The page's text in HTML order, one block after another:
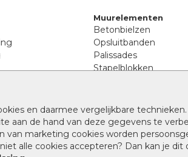
en daarmee vergelijkbare technieken.
aan de hand van deze gegevens te
van marketing cookies worden
alle cookies accepteren? Dan kan je
Muurelementen
Betonbielzen
Opsluitbanden
Palissades
Stapelblokken
Afwatering en diversen
Beplantings en
Split, grind en zand
Oprit tegels